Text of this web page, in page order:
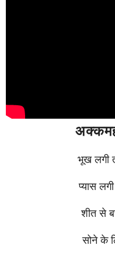
भूख लगी
प्यास
शीत से
सोने के